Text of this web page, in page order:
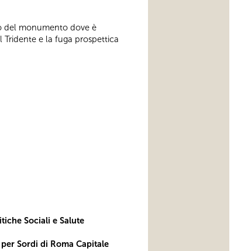
del monumento dove è
Tridente e la fuga prospettica
Sociali e Salute
Sordi di Roma Capitale